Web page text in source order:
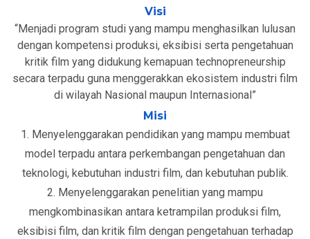
Visi
“Menjadi program studi yang mampu menghasilkan lulusan
dengan kompetensi produksi, eksibisi serta pengetahuan
kritik film yang didukung kemapuan technopreneurship
secara terpadu guna menggerakkan ekosistem industri film
di wilayah Nasional maupun Internasional”
Misi
1. Menyelenggarakan pendidikan yang mampu membuat
model terpadu antara perkembangan pengetahuan dan
teknologi, kebutuhan industri film, dan kebutuhan publik.
2. Menyelenggarakan penelitian yang mampu
mengkombinasikan antara ketrampilan produksi film,
eksibisi film, dan kritik film dengan pengetahuan terhadap